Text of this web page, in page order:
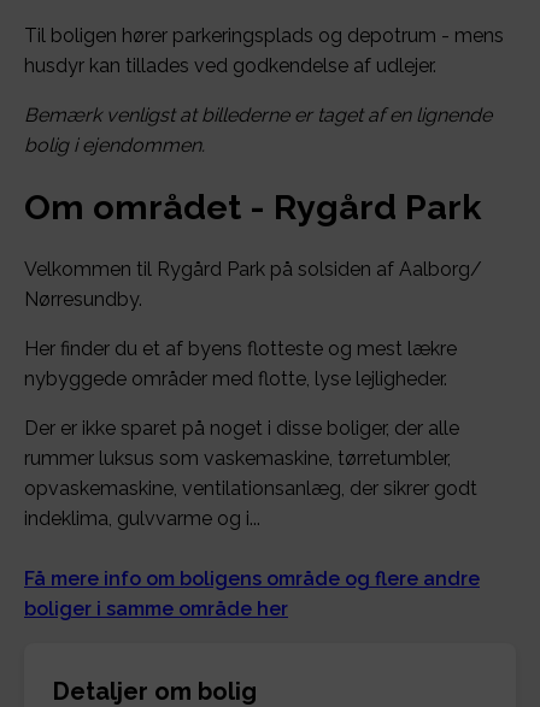
Til boligen hører parkeringsplads og depotrum - mens
husdyr kan tillades ved godkendelse af udlejer.
Bemærk venligst at billederne er taget af en lignende
bolig i ejendommen.
Om området - Rygård Park
Velkommen til Rygård Park på solsiden af Aalborg/
Nørresundby.
Her finder du et af byens flotteste og mest lækre
nybyggede områder med flotte, lyse lejligheder.
Der er ikke sparet på noget i disse boliger, der alle
rummer luksus som vaskemaskine, tørretumbler,
opvaskemaskine, ventilationsanlæg, der sikrer godt
indeklima, gulvvarme og i...
Få mere info om boligens område og flere andre
boliger i samme område her
Detaljer om bolig